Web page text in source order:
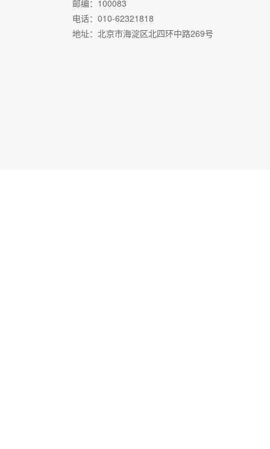
邮编：100083
电话：010-62321818
地址：北京市海淀区北四环中路269号